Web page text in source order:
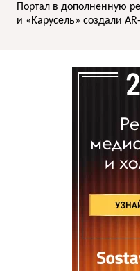
Портал в дополненную
и «Карусель» создали